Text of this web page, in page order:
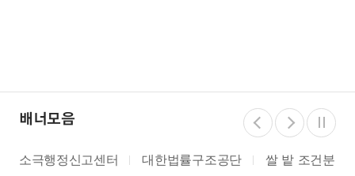
배너모음
소극행정신고센터 대한법률구조공단 쌀 밭 조건분리